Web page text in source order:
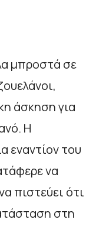
μπροστά σε
άσκηση για
Η
εναντίον του
να
πιστεύει ότι
στη